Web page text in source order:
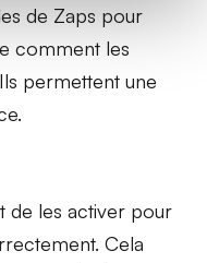
de Zaps pour
comment les
permettent une
de les activer pour
Cela